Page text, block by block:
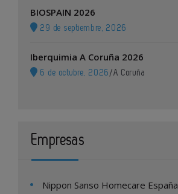
BIOSPAIN 2026
29 de septiembre, 2026
Iberquimia A Coruña 2026
6 de octubre, 2026 /A Coruña
Empresas
Nippon Sanso Homecare España